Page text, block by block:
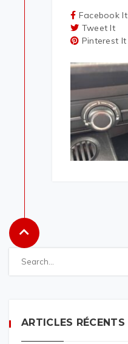
Facebook It
Tweet It
Pinterest It
ARTICLES RÉCENTS